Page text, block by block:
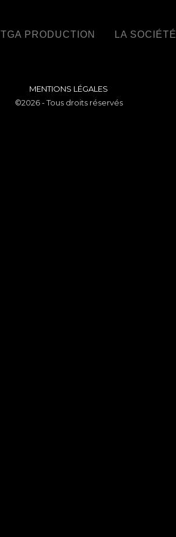
TGA PRODUCTION LA SOCIÉTÉ
MENTIONS LÉGALES
©2026 - Tous droits réservés